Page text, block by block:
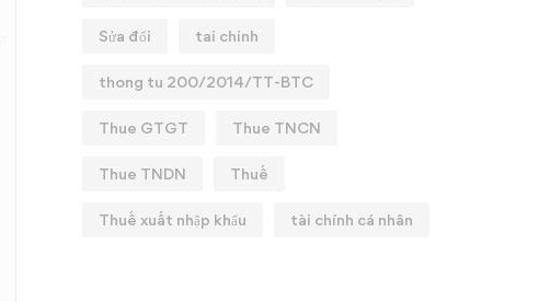
Sửa đổi tai chinh
thong tu 200/2014/TT-BTC
Thue GTGT Thue TNCN
Thue TNDN Thuế
Thuế xuất nhập khẩu tài chính cá nhân